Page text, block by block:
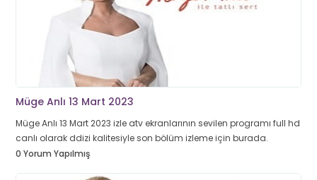
Müge Anlı 13 Mart 2023
Müge Anlı 13 Mart 2023 izle atv ekranlarının sevilen programı full hd
canlı olarak ddizi kalitesiyle son bölüm izleme için burada.
0 Yorum Yapılmış